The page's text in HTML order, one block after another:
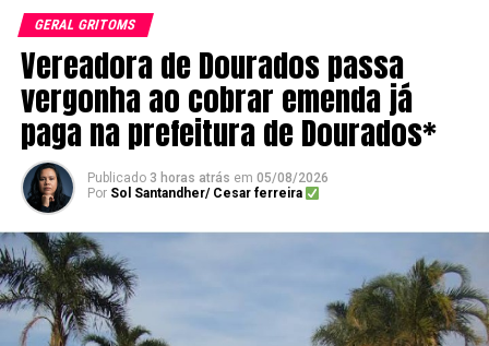
GERAL GRITOMS
Vereadora de Dourados passa
vergonha ao cobrar emenda já
paga na prefeitura de Dourados*
Publicado 3 horas atrás em 05/08/2026
Por Sol Santandher/ Cesar ferreira